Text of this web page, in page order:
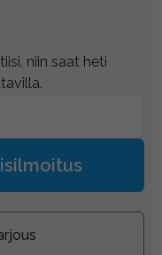
niin saat heti